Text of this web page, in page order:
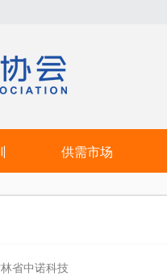
供需市场
省中诺科技